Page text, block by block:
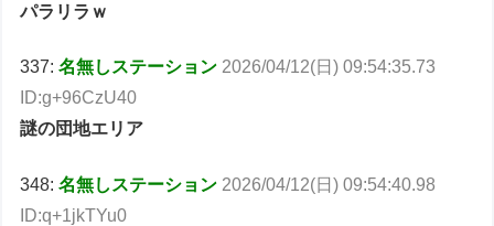
パラリラｗ
337:名無しステーション 2026/04/12(日) 09:54:35.73
ID:g+96CzU40
謎の団地エリア
348:名無しステーション 2026/04/12(日) 09:54:40.98
ID:q+1jkTYu0